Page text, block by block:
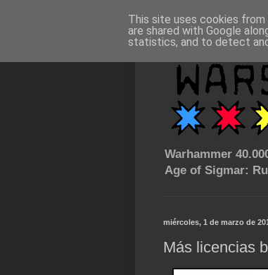
Warhammer
Age of Sigmar:
miércoles, 1 de marzo de
Más licencias
This site uses cookies
are shared with Google
statistics, and to detect